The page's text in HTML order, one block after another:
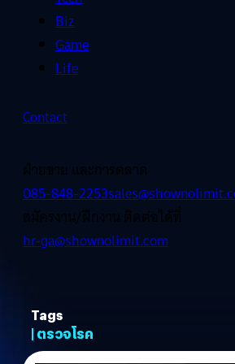
Biz
Game
Life
Contact
ฝ่ายขาย และการตลาด
085-848-2253
สมัครงาน/ฝึกงาน ติดต่อได้ที่
hr-ga@shownolimit.com
Tags
| ตรวจโรค